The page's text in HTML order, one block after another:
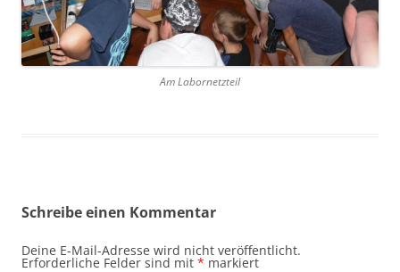
Am Labornetzteil
Schreibe einen Kommentar
Deine E-Mail-Adresse wird nicht veröffentlicht.
Erforderliche Felder sind mit * markiert